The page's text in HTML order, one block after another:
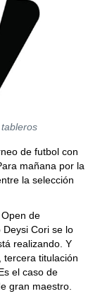
de futbol con
mañana por la
la selección
de
Cori se lo
realizando. Y
tercera titulación
el caso de
gran maestro.